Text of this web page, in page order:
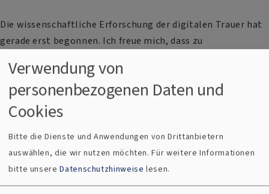
Die wissenschaftliche Erforschung der digitalen Trauer hat
gerade erst begonnen. Ich freue mich, dass zu
Regensburg kam und ich bei einem Expertenhearing der
Universität Tübingen dabei sein konnte. In diesem
Zusammenhang sind eine Reihe von wissenschaftlichen
Einen Beitrag auf transformatio beleuchtet die
kommerziellen Dynamiken, die hinter den
Digitalangeboten für Trauernde stehen. Sie finden ihn
Verwendung von
personenbezogenen Daten und
Cookies
Bitte die Dienste und Anwendungen von Drittanbietern
auswählen, die wir nutzen möchten.Für weitere Informationen
bitte unsereDatenschutzhinweise lesen.